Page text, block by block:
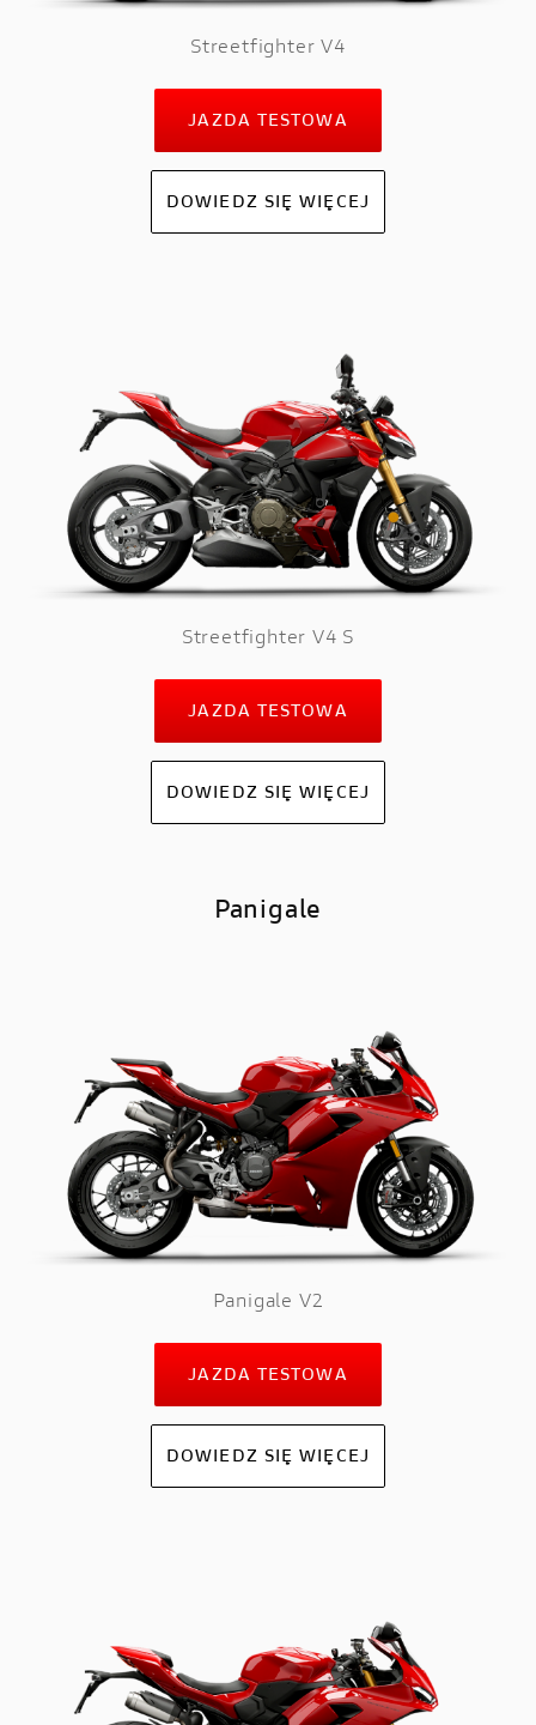
Streetfighter V4
JAZDA TESTOWA
DOWIEDZ SIĘ WIĘCEJ
Streetfighter V4 S
JAZDA TESTOWA
DOWIEDZ SIĘ WIĘCEJ
Panigale
Panigale V2
JAZDA TESTOWA
DOWIEDZ SIĘ WIĘCEJ